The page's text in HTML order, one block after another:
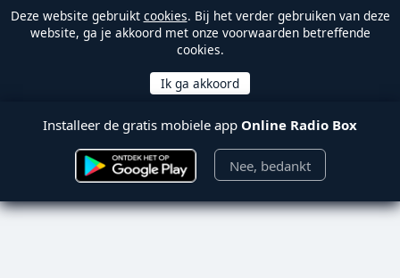
Deze website gebruikt cookies. Bij het verder gebruiken van deze
website, ga je akkoord met onze voorwaarden betreffende
cookies.
Installeer de gratis mobiele app Online Radio Box
Nee, bedankt